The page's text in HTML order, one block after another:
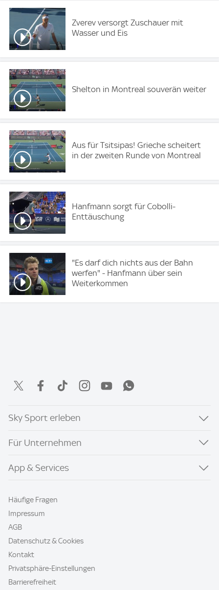
Zverev versorgt Zuschauer mit
Wasser und Eis
Shelton in Montreal souverän weiter
Aus für Tsitsipas! Grieche scheitert
in der zweiten Runde von Montreal
Hanfmann sorgt für Cobolli-
Enttäuschung
"Es darf dich nichts aus der Bahn
werfen" - Hanfmann über sein
Weiterkommen
Sky Sport erleben
Für Unternehmen
App & Services
Häufige Fragen
Impressum
AGB
Datenschutz & Cookies
Kontakt
Privatsphäre-Einstellungen
Barrierefreiheit